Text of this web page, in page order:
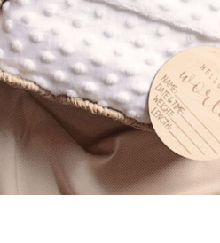
Klicken Sie hier, um zu vergrößern